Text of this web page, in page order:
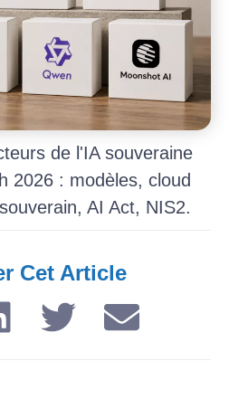
de l'IA souveraine
2026 : modèles, cloud
AI Act, NIS2.
Cet Article​